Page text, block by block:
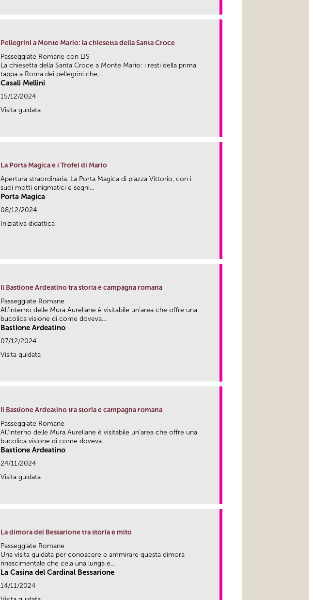
Pellegrini a Monte Mario: la chiesetta della Santa Croce
Passeggiate Romane con LIS
La chiesetta della Santa Croce a Monte Mario: i resti della prima
tappa a Roma dei pellegrini che,...
Casali Mellini
15/12/2024
Visita guidata
La Porta Magica e i Trofei di Mario
Apertura straordinaria. La Porta Magica di piazza Vittorio, con i
suoi motti enigmatici e segni...
Porta Magica
08/12/2024
Iniziativa didattica
Il Bastione Ardeatino tra storia e campagna romana
Passeggiate Romane
All’interno delle Mura Aureliane è visitabile un’area che offre una
bucolica visione di come doveva...
Bastione Ardeatino
07/12/2024
Visita guidata
Il Bastione Ardeatino tra storia e campagna romana
Passeggiate Romane
All’interno delle Mura Aureliane è visitabile un’area che offre una
bucolica visione di come doveva...
Bastione Ardeatino
24/11/2024
Visita guidata
La dimora del Bessarione tra storia e mito
Passeggiate Romane
Una visita guidata per conoscere e ammirare questa dimora
rinascimentale che cela una lunga e...
La Casina del Cardinal Bessarione
14/11/2024